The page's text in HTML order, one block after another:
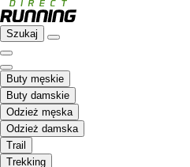
Szukaj
Buty męskie
Buty damskie
Odzież męska
Odzież damska
Trail
Trekking